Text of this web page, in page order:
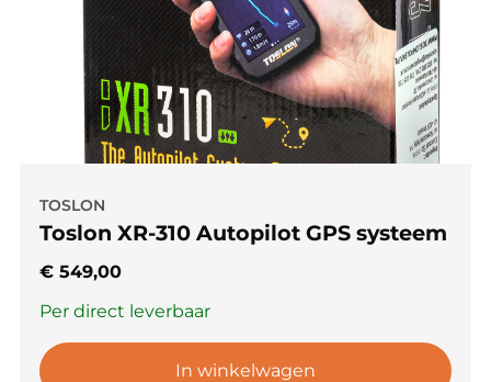
TOSLON
Toslon XR-310 Autopilot GPS systeem
€ 549,00
Per direct leverbaar
In winkelwagen